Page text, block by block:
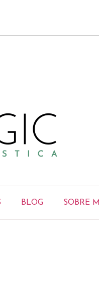
BLOG SOBRE MI